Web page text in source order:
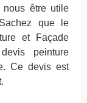
nous être utile
que le
et Façade
peinture
Ce devis est